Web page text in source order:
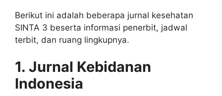
Berikut ini adalah beberapa jurnal kesehatan
SINTA 3 beserta informasi penerbit, jadwal
terbit, dan ruang lingkupnya.
1. Jurnal Kebidanan
Indonesia